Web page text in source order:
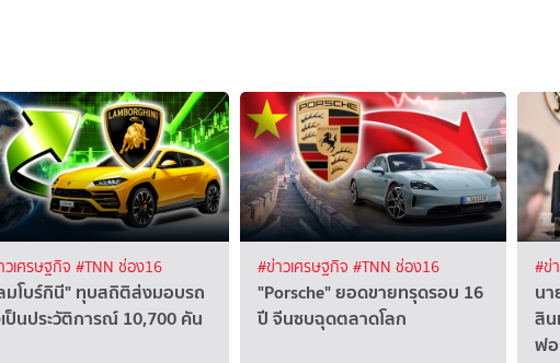
วเศรษฐกิจ #TNN ช่อง16
มโบร์กินี" ทุบสถิติส่งมอบรถ
ป็นประวัติการณ์ 10,700 คัน
#ข่าวเศรษฐกิจ #TNN ช่อง16
"Porsche" ยอดขายทรุดรอบ 16
ปี จีนซบฉุดตลาดโลก
#ข่
น
สิ
ฟอ